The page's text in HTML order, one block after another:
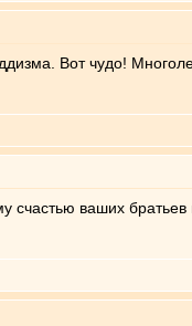
Вот чудо!
счастью ваших